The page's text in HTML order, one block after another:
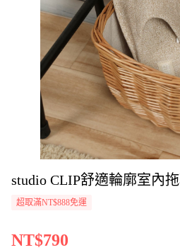
studio CLIP舒適輪廓室內
超取滿NT$888免運
NT$790